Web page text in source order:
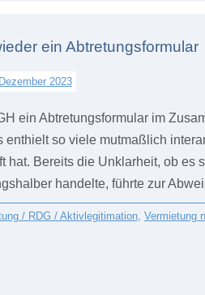
ein Abtretungsformular
2023
ein Abtretungsformular im
enthielt so viele mutmaßlich
hat. Bereits die Unklarheit, ob es
handelte, führte zur
/ RDG / Aktivlegitimation, Vermietung